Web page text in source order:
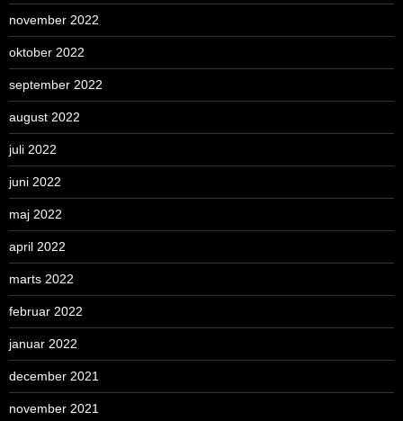
november 2022
oktober 2022
september 2022
august 2022
juli 2022
juni 2022
maj 2022
april 2022
marts 2022
februar 2022
januar 2022
december 2021
november 2021